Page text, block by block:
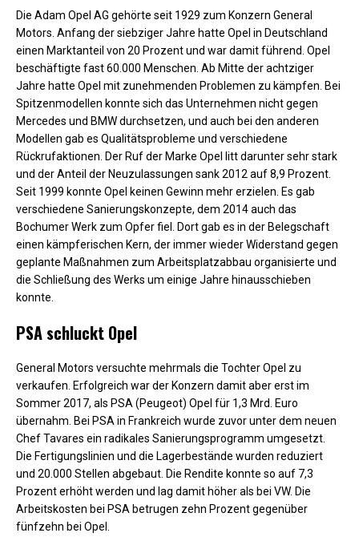
Die Adam Opel AG gehörte seit 1929 zum Konzern General
Motors. Anfang der siebziger Jahre hatte Opel in Deutschland
einen Marktanteil von 20 Prozent und war damit führend. Opel
beschäftigte fast 60.000 Menschen. Ab Mitte der achtziger
Jahre hatte Opel mit zunehmenden Problemen zu kämpfen. Bei
Spitzenmodellen konnte sich das Unternehmen nicht gegen
Mercedes und BMW durchsetzen, und auch bei den anderen
Modellen gab es Qualitätsprobleme und verschiedene
Rückrufaktionen. Der Ruf der Marke Opel litt darunter sehr stark
und der Anteil der Neuzulassungen sank 2012 auf 8,9 Prozent.
Seit 1999 konnte Opel keinen Gewinn mehr erzielen. Es gab
verschiedene Sanierungskonzepte, dem 2014 auch das
Bochumer Werk zum Opfer fiel. Dort gab es in der Belegschaft
einen kämpferischen Kern, der immer wieder Widerstand gegen
geplante Maßnahmen zum Arbeitsplatzabbau organisierte und
die Schließung des Werks um einige Jahre hinausschieben
konnte.
PSA schluckt Opel
General Motors versuchte mehrmals die Tochter Opel zu
verkaufen. Erfolgreich war der Konzern damit aber erst im
Sommer 2017, als PSA (Peugeot) Opel für 1,3 Mrd. Euro
übernahm. Bei PSA in Frankreich wurde zuvor unter dem neuen
Chef Tavares ein radikales Sanierungsprogramm umgesetzt.
Die Fertigungslinien und die Lagerbestände wurden reduziert
und 20.000 Stellen abgebaut. Die Rendite konnte so auf 7,3
Prozent erhöht werden und lag damit höher als bei VW. Die
Arbeitskosten bei PSA betrugen zehn Prozent gegenüber
fünfzehn bei Opel.